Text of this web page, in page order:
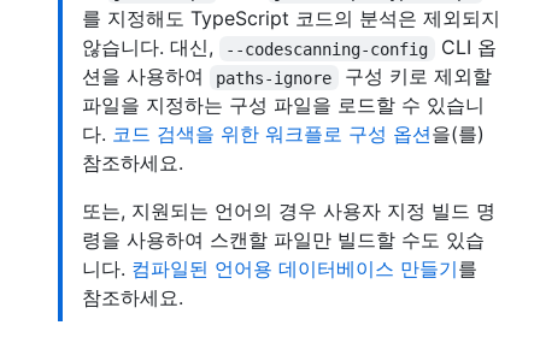
를 지정해도 TypeScript 코드의 분석은 제외되지
않습니다. 대신,
--codescanning-config
CLI 옵
션을 사용하여
paths-ignore
구성 키로 제외할
파일을 지정하는 구성 파일을 로드할 수 있습니
다. 코드 검색을 위한 워크플로 구성 옵션을(를)
참조하세요.
또는, 지원되는 언어의 경우 사용자 지정 빌드 명
령을 사용하여 스캔할 파일만 빌드할 수도 있습
니다. 컴파일된 언어용 데이터베이스 만들기를
참조하세요.